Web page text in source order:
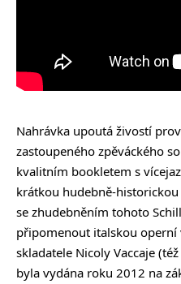
Nahrávka upoutá živostí
zastoupeného zpěváckého
kvalitním bookletem s
krátkou hudebně-
se zhudebněním tohoto
připomenout italskou operní
skladatele Nicoly Vaccaje
byla vydána roku 2012 na